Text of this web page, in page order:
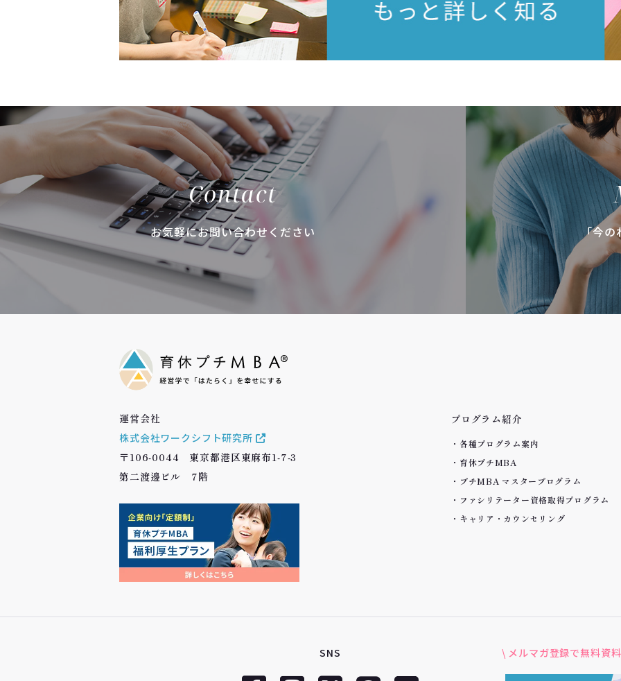
Contact
お気軽にお問い合わせください 「今の
運営会社
株式会社ワークシフト研究所
〒106-0044 東京都港区東麻布1-7-3
第二渡邊ビル 7階
プログラム紹介
各種プログラム案内
育休プチMBA
プチMBA マスタープログラム
ファシリテーター資格取得プログラム
キャリア・カウンセリング
SNS \ メルマガ登録で無料資